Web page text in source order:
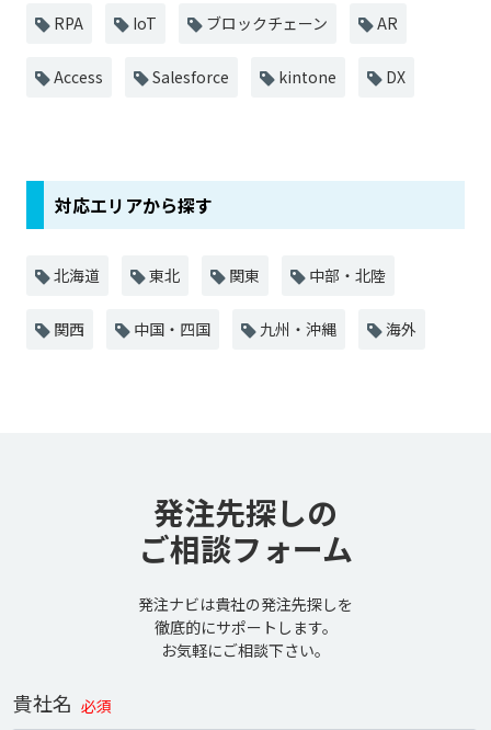
RPA IoT ブロックチェーン AR
Access Salesforce kintone DX
対応エリアから探す
北海道 東北 関東 中部・北陸
関西 中国・四国 九州・沖縄 海外
発注先探しの
ご相談フォーム
発注ナビは貴社の発注先探しを
徹底的にサポートします。
お気軽にご相談下さい。
貴社名 必須